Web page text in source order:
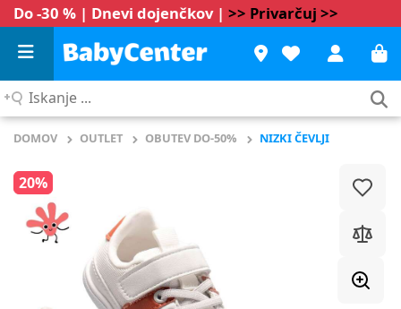
Do -30 % | Dnevi dojenčkov | >> Privarčuj >>
Iskanje
DOMOV OUTLET OBUTEV DO-50% NIZKI ČEVLJI
20%